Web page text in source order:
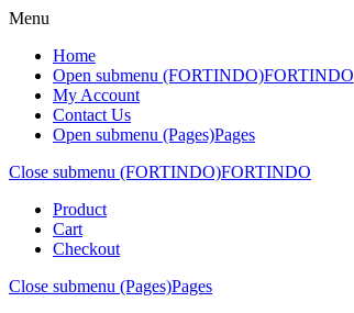
Menu
Home
Open submenu (FORTINDO)FORTINDO
My Account
Contact Us
Open submenu (Pages)Pages
Close submenu (FORTINDO)FORTINDO
Product
Cart
Checkout
Close submenu (Pages)Pages